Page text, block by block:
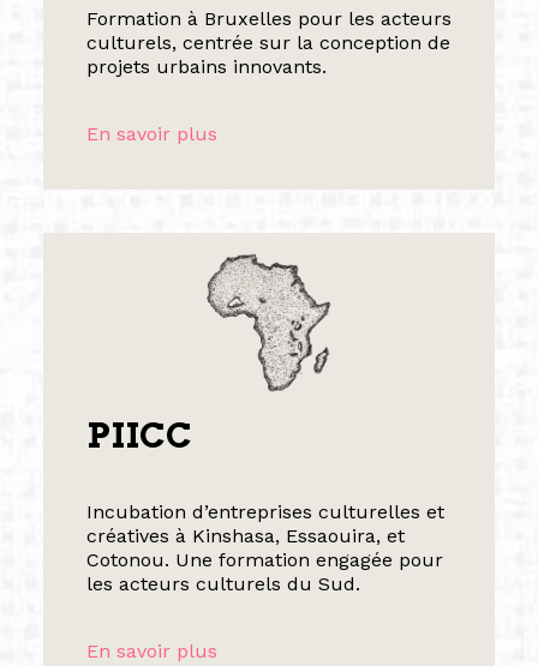
Formation à Bruxelles pour les acteurs
culturels, centrée sur la conception de
projets urbains innovants.
En savoir plus
PIICC
Incubation d’entreprises culturelles et
créatives à Kinshasa, Essaouira, et
Cotonou. Une formation engagée pour
les acteurs culturels du Sud.
En savoir plus